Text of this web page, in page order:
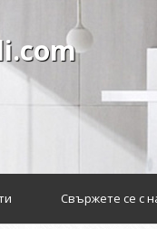
Свържете се с